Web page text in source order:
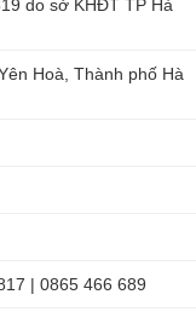
do sở KHĐT TP Hà
Hoà, Thành phố Hà
| 0865 466 689